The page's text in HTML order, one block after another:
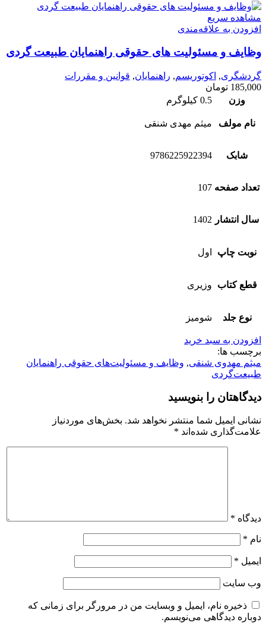
مشاهده سریع
افزودن به علاقه‌مندی
وظایف و مسئولیت های حقوقی راهنمایان طبیعت گردی
گردشگری, اکوتوریسم, راهنمایان, قوانین و مقررات
185,000 تومان
وزن
0.5 کیلوگرم
نام مولف میثم مهدی شنقی
شابک 9786225922394
تعداد صفحه 107
سال انتشار 1402
نوبت چاپ اول
قطع کتاب وزیری
نوع جلد شومیز
افزودن به سبد خرید
برچسب ها:
میثم مهدوی شنقی, وظایف و مسئولیت‌های حقوقی راهنمایان
طبیعت‌گردی
دیدگاهتان را بنویسید
نشانی ایمیل شما منتشر نخواهد شد. بخش‌های موردنیاز
علامت‌گذاری شده‌اند *
دیدگاه *
نام *
ایمیل *
وب‌ سایت
ذخیره نام، ایمیل و وبسایت من در مرورگر برای زمانی که
دوباره دیدگاهی می‌نویسم.